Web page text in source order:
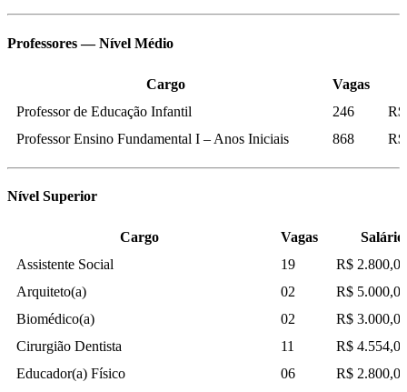
Professores — Nível Médio
Cargo
Vagas
Professor de Educação Infantil
246
Professor Ensino Fundamental I – Anos Iniciais
868
Nível Superior
Cargo Vagas
Salário
Assistente Social
19
R$ 2.800,00
Arquiteto(a)
02
R$ 5.000,00
Biomédico(a)
02
R$ 3.000,00
Cirurgião Dentista
11
R$ 4.554,00
Educador(a) Físico
06
R$ 2.800,00